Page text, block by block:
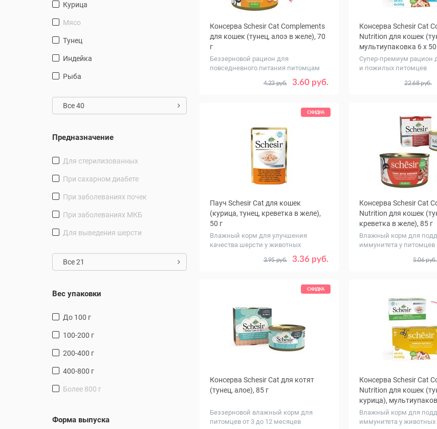
курица
мясо
тунец
индейка
рыба
Все 40
Предназначение
для стерилизованных
при сахарном диабете
при заболеваниях почек
при заболеваниях МКБ
для выведения шерсти
Все 21
Вес упаковки
до 100 г
100-200 г
200-400 г
400-800 г
более 800 г
Форма выпуска
Консерва Schesir Cat Complements
для кошек (тунец, алоэ в желе), 70
г
Беззерновой рацион для
повседневного питания питомцам
3.60 руб.
4.23 руб. 1 12
Консерва Schesir Cat
Nutrition для кошек
мультиупаковка 6 x 50
Супер-премиум рацион
и пожилых питомцев
22.68 руб.
СКИДКА
Пауч Schesir Cat для кошек
(курица, тунец, креветка в желе),
50 г
Влажный корм для улучшения
качества шерсти у животных
3.36 руб.
3.95 руб. 1 30
Консерва Schesir Cat
Nutrition для кошек
креветка в желе), 85 г
Влажный корм для
иммунитета у питомцев
5.06 руб.
СКИДКА
Консерва Schesir Cat для котят
(тунец, алое), 85 г
Беззерновой влажный корм для
питомцев от 3 до 12 месяцев
Консерва Schesir Cat
Nutrition для кошек
курица),
Влажный корм для
иммунитета у животных